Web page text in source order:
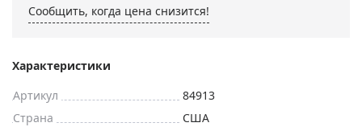
Сообщить, когда цена снизится!
Характеристики
Артикул
84913
Страна
США